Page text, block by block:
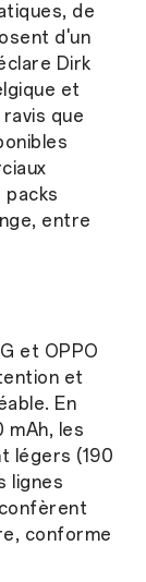
de
d'un
Dirk
et
que
packs
entre
et OPPO
et
En
les
légers (190
lignes
conforme